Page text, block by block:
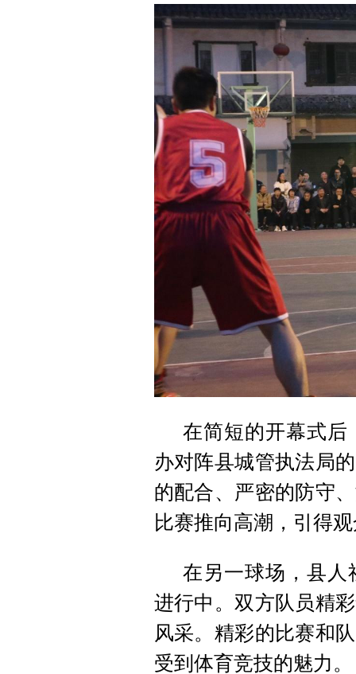
在简短的开幕式后
办对阵县城管执法局
的配合、严密的防守
比赛推向高潮，引得
在另一球场，县人
进行中。双方队员精
风采。精彩的比赛和
受到体育竞技的魅力。